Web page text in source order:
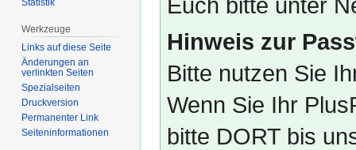
Euch bitte unter
Hinweis zur
Bitte nutzen Sie
Wenn Sie Ihr
bitte DORT bis
Werkzeuge
Links auf diese Seite
Änderungen an
verlinkten Seiten
Spezialseiten
Druckversion
Permanenter Link
Seiten­­informationen